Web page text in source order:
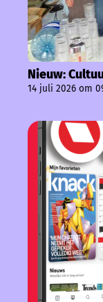
Nieuw:
14 juli 2026 om